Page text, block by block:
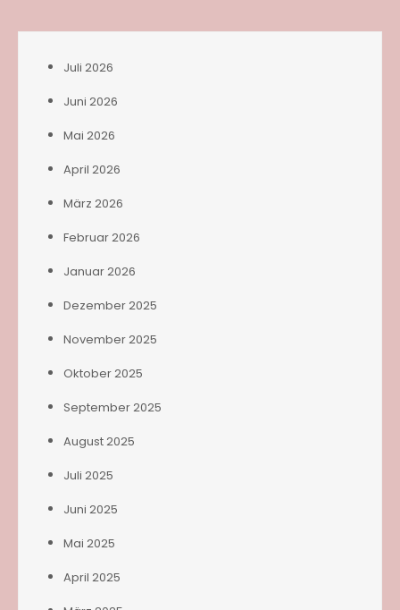
Juli 2026
Juni 2026
Mai 2026
April 2026
März 2026
Februar 2026
Januar 2026
Dezember 2025
November 2025
Oktober 2025
September 2025
August 2025
Juli 2025
Juni 2025
Mai 2025
April 2025